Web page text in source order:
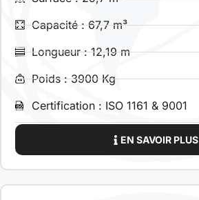
Capacité : 67,7 m³
Longueur : 12,19 m
Poids : 3900 Kg
Certification : ISO 1161 & 9001
EN SAVOIR PLUS